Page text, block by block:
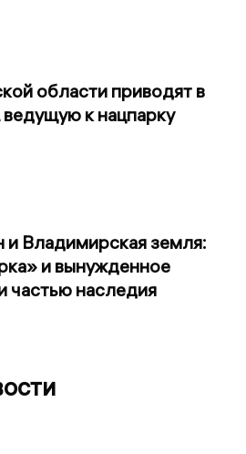
области приводят в
к нацпарку
и Владимирская земля:
и вынужденное
частью наследия